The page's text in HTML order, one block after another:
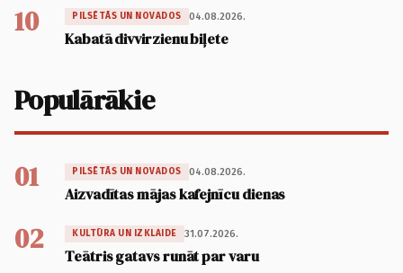
10 PILSĒTĀS UN NOVADOS 04.08.2026.
Kabatā divvirzienu biļete
Populārākie
01 PILSĒTĀS UN NOVADOS 04.08.2026.
Aizvadītas mājas kafejnīcu dienas
02 KULTŪRA UN IZKLAIDE 31.07.2026.
Teātris gatavs runāt par varu